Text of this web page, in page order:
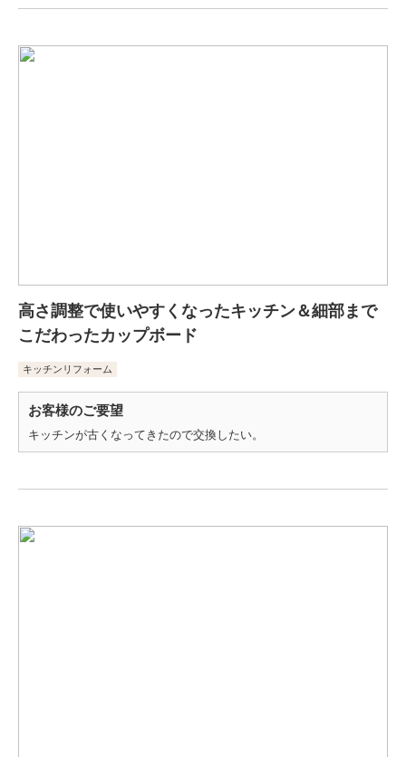
高さ調整で使いやすくなったキッチン＆細部まで
こだわったカップボード
キッチンリフォーム
お客様のご要望
キッチンが古くなってきたので交換したい。